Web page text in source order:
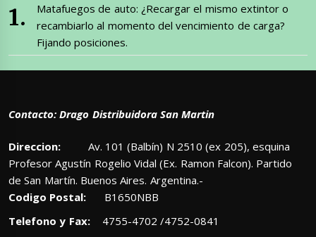
Matafuegos de auto: ¿Recargar el mismo extintor o
recambiarlo al momento del vencimiento de carga?
Fijando posiciones.
Contacto: Drago Distribuidora San Martin
Direccion: Av. 101 (Balbín) N 2510 (ex 205), esquina
Profesor Agustín Rogelio Vidal (Ex. Ramon Falcon). Partido
de San Martín. Buenos Aires. Argentina.-
Codigo Postal: B1650NBB
Telefono y Fax:4755-4702 /4752-0841